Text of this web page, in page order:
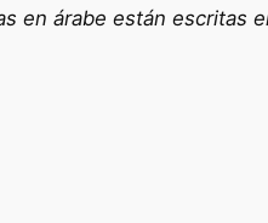
en árabe están escritas